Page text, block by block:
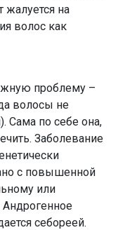
жалуется на
волос как
проблему –
волосы не
Сама по себе она,
Заболевание
с повышенной
или
себореей.